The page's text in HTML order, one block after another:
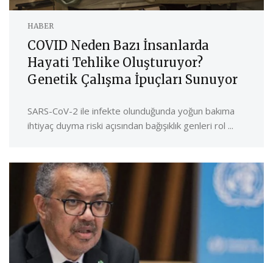
HABER
COVID Neden Bazı İnsanlarda
Hayati Tehlike Oluşturuyor?
Genetik Çalışma İpuçları Sunuyor
SARS-CoV-2 ile infekte olunduğunda yoğun bakıma
ihtiyaç duyma riski açısından bağışıklık genleri rol ...